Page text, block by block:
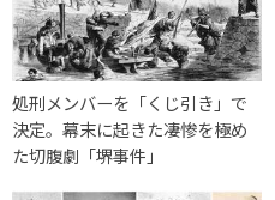
処刑メンバーを「くじ引き」で
決定。幕末に起きた凄惨を極め
た切腹劇「堺事件」